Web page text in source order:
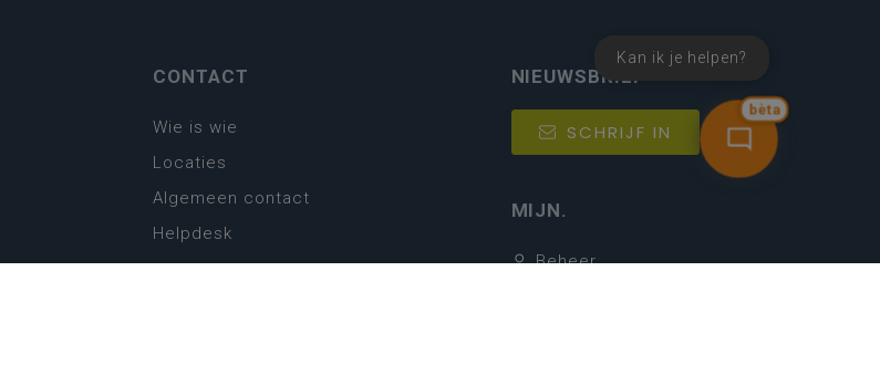
bèta
Kan ik je helpen?
CONTACT
Wie is wie
Locaties
Algemeen contact
Helpdesk
NIEUWSBRIEF
SCHRIJF IN
MIJN.
Beheer